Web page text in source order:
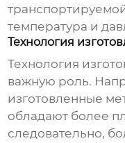
температура и
Технология
Технология
важную роль.
изготовленные
обладают более
следовательно,